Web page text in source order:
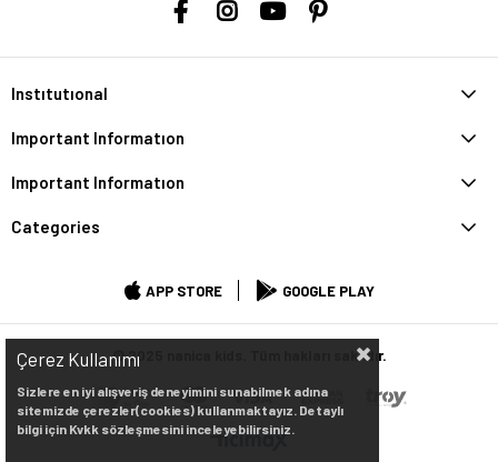
Instıtutıonal
Important Informatıon
Important Informatıon
Categories
APP STORE GOOGLE PLAY
© 2025 nanica kids. Tüm hakları saklıdır.
Çerez Kullanımı
Sizlere en iyi alışveriş deneyimini sunabilmek adına
sitemizde çerezler(cookies) kullanmaktayız. Detaylı
bilgi için Kvkk sözleşmesini inceleyebilirsiniz.